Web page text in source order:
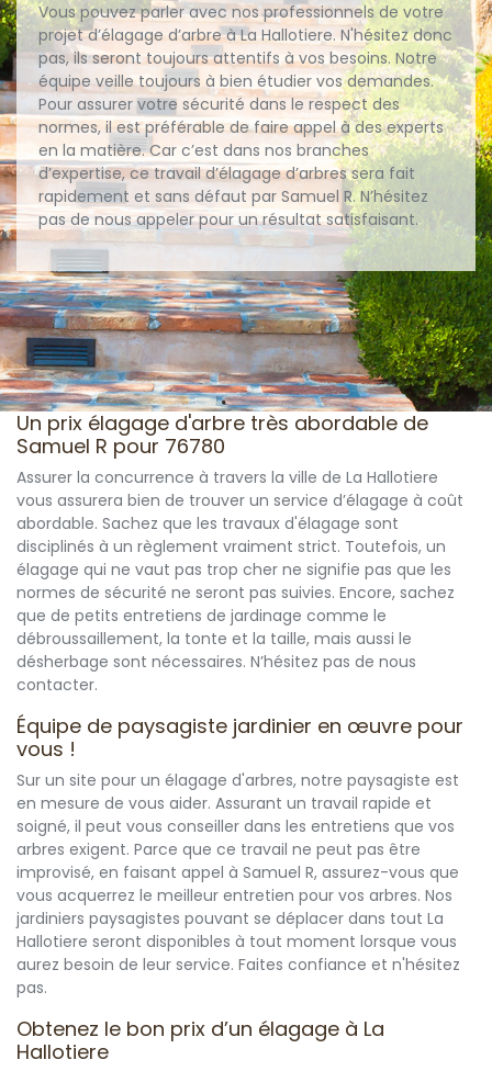
Vous pouvez parler avec nos professionnels de votre
projet d’élagage d’arbre à La Hallotiere. N'hésitez donc
pas, ils seront toujours attentifs à vos besoins. Notre
équipe veille toujours à bien étudier vos demandes.
Pour assurer votre sécurité dans le respect des
normes, il est préférable de faire appel à des experts
en la matière. Car c’est dans nos branches
d’expertise, ce travail d’élagage d’arbres sera fait
rapidement et sans défaut par Samuel R. N’hésitez
pas de nous appeler pour un résultat satisfaisant.
Un prix élagage d'arbre très abordable de
Samuel R pour 76780
Assurer la concurrence à travers la ville de La Hallotiere
vous assurera bien de trouver un service d’élagage à coût
abordable. Sachez que les travaux d'élagage sont
disciplinés à un règlement vraiment strict. Toutefois, un
élagage qui ne vaut pas trop cher ne signifie pas que les
normes de sécurité ne seront pas suivies. Encore, sachez
que de petits entretiens de jardinage comme le
débroussaillement, la tonte et la taille, mais aussi le
désherbage sont nécessaires. N’hésitez pas de nous
contacter.
Équipe de paysagiste jardinier en œuvre pour
vous !
Sur un site pour un élagage d'arbres, notre paysagiste est
en mesure de vous aider. Assurant un travail rapide et
soigné, il peut vous conseiller dans les entretiens que vos
arbres exigent. Parce que ce travail ne peut pas être
improvisé, en faisant appel à Samuel R, assurez-vous que
vous acquerrez le meilleur entretien pour vos arbres. Nos
jardiniers paysagistes pouvant se déplacer dans tout La
Hallotiere seront disponibles à tout moment lorsque vous
aurez besoin de leur service. Faites confiance et n'hésitez
pas.
Obtenez le bon prix d’un élagage à La
Hallotiere